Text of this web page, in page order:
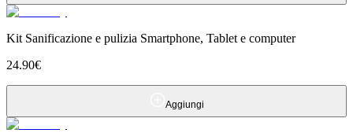
Kit Sanificazione e pulizia Smartphone, Tablet e computer
24.90€
Aggiungi